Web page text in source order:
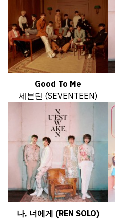
Good To Me
세븐틴 (SEVENTEEN)
나, 너에게 (REN SOLO)